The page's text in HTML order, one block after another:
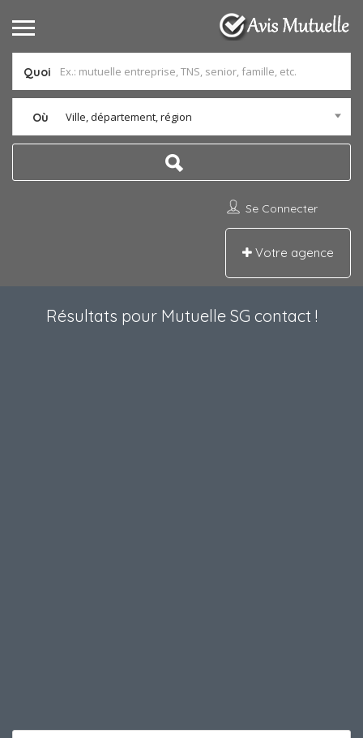
Quoi
Où Ville, département, région
Se Connecter
Votre agence
Résultats pour Mutuelle SG contact !